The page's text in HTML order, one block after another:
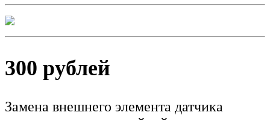
300 рублей
Замена внешнего элемента датчика